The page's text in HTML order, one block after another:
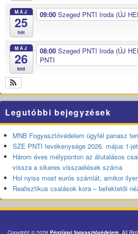
MÁJ
25
hét
09:00 Szeged PNTI Iroda (ÚJ
MÁJ
26
ked
08:00 Szeged PNTI Iroda (ÚJ
PNTI
Legutóbbi bejegyzések
MNB Fogyasztóvédelem ügyfél panasz
SZE PNTI tevékenysége 2026. május 1-
Három éves mélyponton az átutalásos
vissza a sikeres visszaélések száma
Hol nyiss most eurós számlát, amikor
Realisztikus csalások kora – befektetői
Copyright © 2026 Pénzügyi fogyasztóvédelem . All